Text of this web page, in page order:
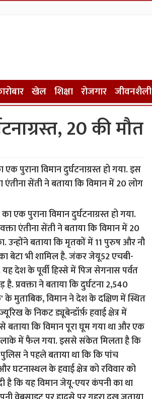
खेल शिक्षा रोजगार जीवनशैली
20 की मौत
पुराना विमान दुर्घटनाग्रस्त हो गया. इस
सेंती ने बताया कि विमान में 20 लोग